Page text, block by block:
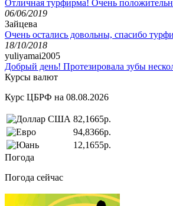
Отличная турфирма! Очень
06/06/2019
Зайцева
Очень остались довольны, спасибо
18/10/2018
yuliyamai2005
Добрый день! Протезировала зубы
Курсы валют
Курс ЦБРФ на 08.08.2026
82,1665р.
94,8366р.
12,1655р.
Погода
Погода сейчас